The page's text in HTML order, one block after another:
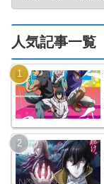
人気記事一覧